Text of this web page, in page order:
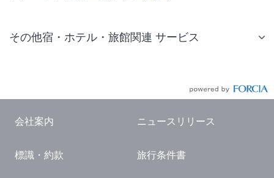
その他宿・ホテル・旅館関連 サービス
国内観光ガイド
会社案内 ニュースリリース
標識・約款 旅行条件書